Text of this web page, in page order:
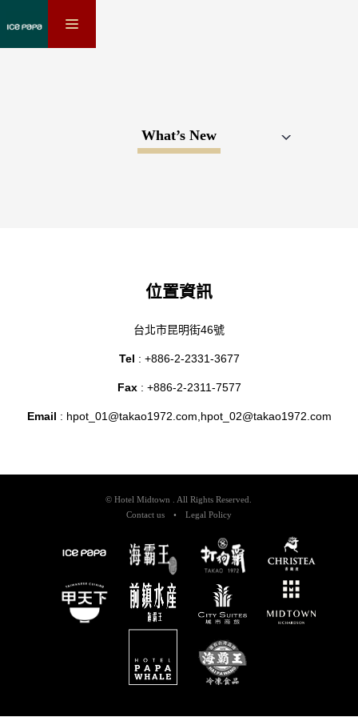
toggle
What’s New
位置資訊
台北市昆明街46號
Tel : +886-2-2331-3677
Fax: +886-2-2311-7577
Email : hpot_01@takao1972.com,hpot_02@takao1972.com
© Hotel Midtown . All Rights Reserved.
Contact us
• Legal Policy